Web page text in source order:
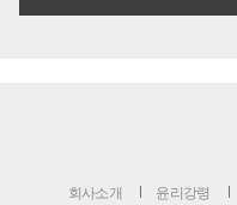
회사소개 윤리강령